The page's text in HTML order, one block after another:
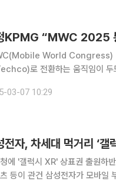
KPMG “MWC 2025
World Congress)
로 전환하는 움직임이 두드러졌다는 분석이
중심 통신기업(Techco)
03-07 10:29
전자, 차세대 먹거리 ‘갤
에 '갤럭시 XR' 상표권 출원하
모바일 부문에서 차세대 성장동력으로 개발한 확장현실(XR) 기기 '갤